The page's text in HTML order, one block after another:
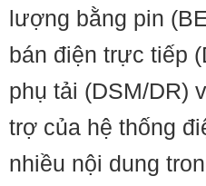
lượng bằng pin
bán điện trực tiếp
phụ tải (DSM/DR)
trợ của hệ thống
nhiều nội dung